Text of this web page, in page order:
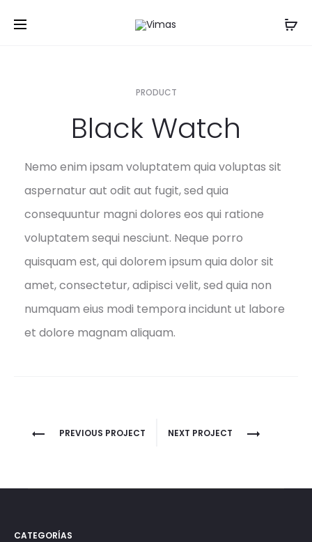
PRODUCT
Black Watch
Nemo enim ipsam voluptatem quia voluptas sit
aspernatur aut odit aut fugit, sed quia
consequuntur magni dolores eos qui ratione
voluptatem sequi nesciunt. Neque porro
quisquam est, qui dolorem ipsum quia dolor sit
amet, consectetur, adipisci velit, sed quia non
numquam eius modi tempora incidunt ut labore
et dolore magnam aliquam.
ProjectPREVIOUS PROJECT NEXT PROJECT
CATEGORÍAS